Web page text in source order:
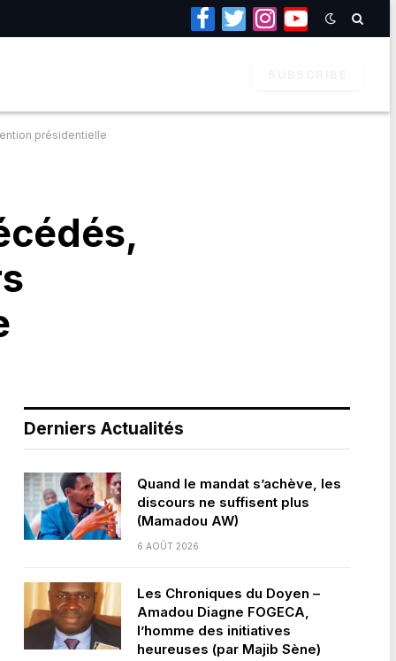
Facebook
TwitterInstagramYouTube
présidentielle
Derniers Actualités
Quand le mandat s’achève, les
discours ne suffisent plus
(Mamadou AW)
6 AOÛT 2026
Les Chroniques du Doyen –
Amadou Diagne FOGECA,
l’homme des initiatives
heureuses (par Majib Sène)